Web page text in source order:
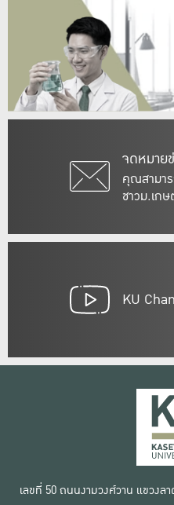
จดหมาย
คุณสามา
ชาวม.เก
KU
เลขที่ 50 ถนนงามวงศ์วาน แขวงล